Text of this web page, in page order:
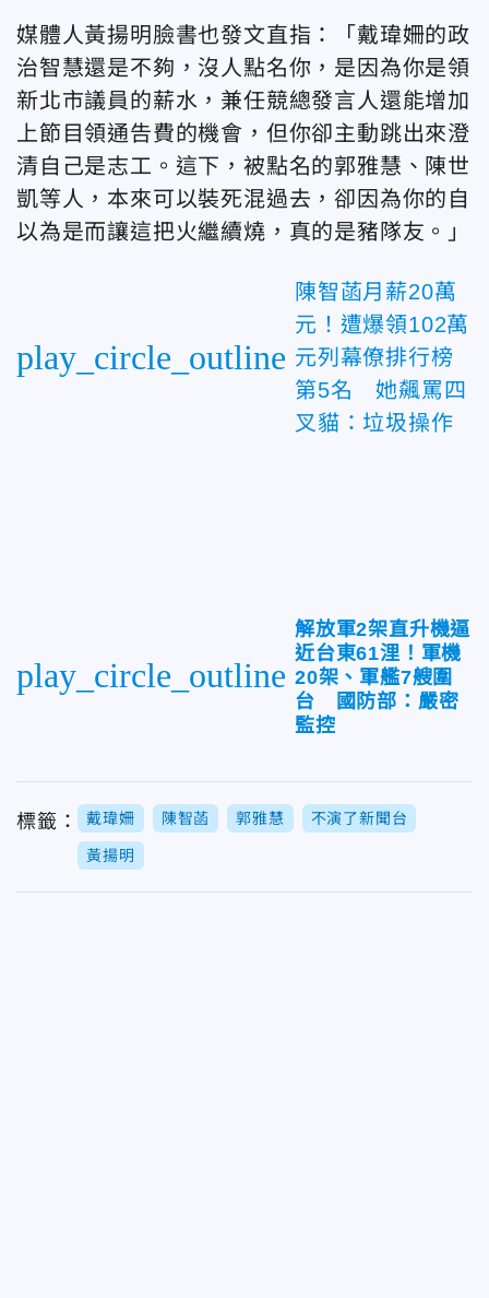
媒體人黃揚明臉書也發文直指：「戴瑋姍的政
治智慧還是不夠，沒人點名你，是因為你是領
新北市議員的薪水，兼任競總發言人還能增加
上節目領通告費的機會，但你卻主動跳出來澄
清自己是志工。這下，被點名的郭雅慧、陳世
凱等人，本來可以裝死混過去，卻因為你的自
以為是而讓這把火繼續燒，真的是豬隊友。」
play_circle_outline
陳智菡月薪20萬
元！遭爆領102萬
元列幕僚排行榜
第5名 她飆罵四
叉貓：垃圾操作
play_circle_outline
解放軍2架直升機逼
近台東61浬！軍機
20架、軍艦7艘圍
台 國防部：嚴密
監控
標籤： 戴瑋姍 陳智菡 郭雅慧 不演了新聞台
黃揚明